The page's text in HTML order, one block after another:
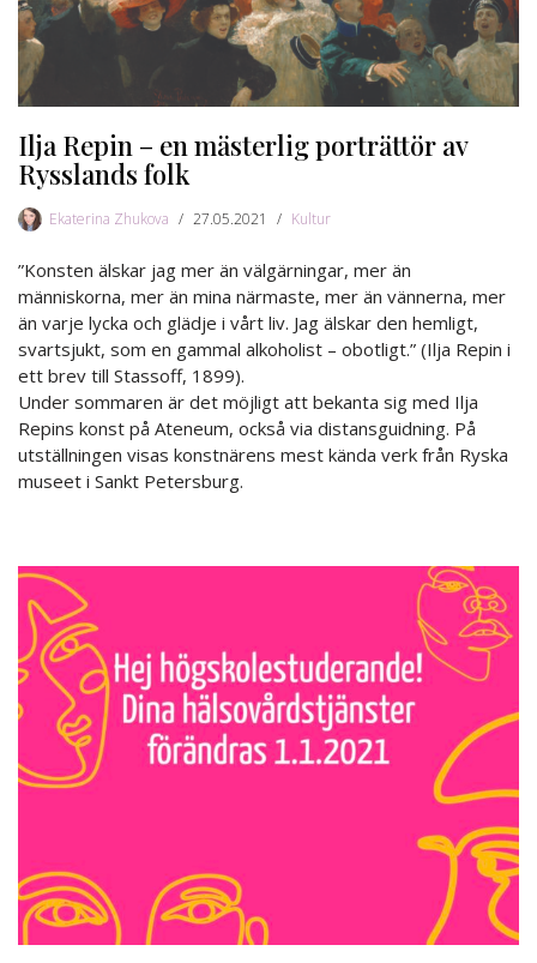
Ilja Repin – en mästerlig porträttör av
Rysslands folk
Ekaterina Zhukova 27.05.2021 Kultur
”Konsten älskar jag mer än välgärningar, mer än
människorna, mer än mina närmaste, mer än vännerna, mer
än varje lycka och glädje i vårt liv. Jag älskar den hemligt,
svartsjukt, som en gammal alkoholist – obotligt.” (Ilja Repin i
ett brev till Stassoff, 1899).
Under sommaren är det möjligt att bekanta sig med Ilja
Repins konst på Ateneum, också via distansguidning. På
utställningen visas konstnärens mest kända verk från Ryska
museet i Sankt Petersburg.